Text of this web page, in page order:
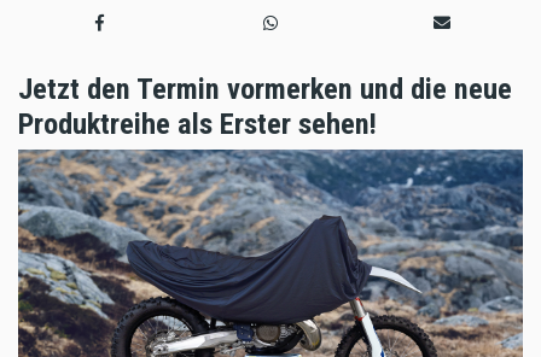
Jetzt den Termin vormerken und die neue
Produktreihe als Erster sehen!